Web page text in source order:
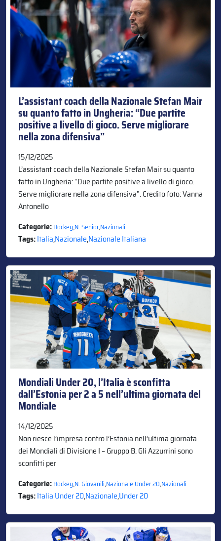
L’assistant coach della Nazionale Stefan Mair
su quanto fatto in Ungheria: “Due partite
positive a livello di gioco. Serve migliorare
nella zona difensiva”
15/12/2025
L’assistant coach della Nazionale Stefan Mair su quanto
fatto in Ungheria: “Due partite positive a livello di gioco.
Serve migliorare nella zona difensiva”. Credito foto: Vanna
Antonello
Categorie:Hockey,N. Senior,Nazionali
Tags:Italia,Nazionale,Nazionale Italiana
Mondiali Under 20, l’Italia è sconfitta
dall’Estonia per 2 a 5 nell’ultima giornata del
Mondiale
14/12/2025
Non riesce l’impresa contro l’Estonia nell’ultima giornata
dei Mondiali di Divisione I – Gruppo B. Gli Azzurrini sono
sconfitti per
Categorie:Hockey,N. Giovanili,Nazionale Under 20,Nazionali
Tags:Italia Under 20,Nazionale,Under 20